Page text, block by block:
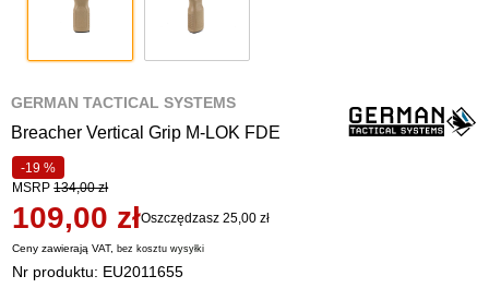
GERMAN TACTICAL SYSTEMS
Breacher Vertical Grip M-LOK FDE
-19 %
MSRP 134,00 zł
109,00 złOszczędzasz 25,00 zł
Ceny zawierają VAT,bez kosztuwysyłki
Nr produktu: EU2011655